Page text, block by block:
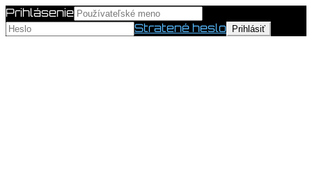
Prihlásenie
Stratené heslo